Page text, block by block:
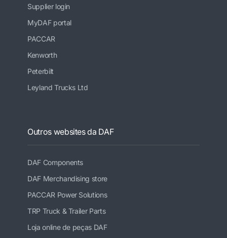
Supplier login
MyDAF portal
PACCAR
Kenworth
Peterbilt
Leyland Trucks Ltd
Outros websites da DAF
DAF Components
DAF Merchandising store
PACCAR Power Solutions
TRP Truck & Trailer Parts
Loja online de peças DAF